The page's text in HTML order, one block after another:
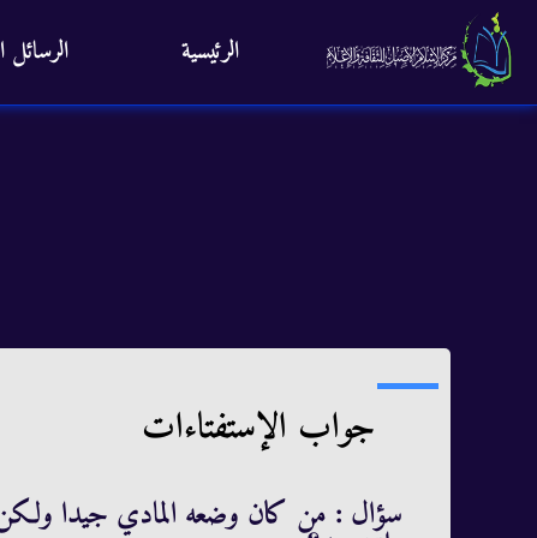
الرئيسية الرسائل
جواب الإستفتاءات
سؤال : من كان وضعه المادي جيدا